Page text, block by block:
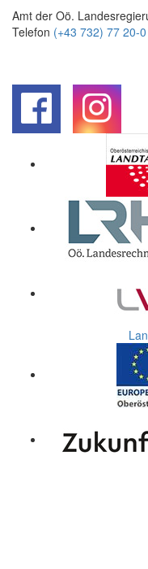
Amt der Oö.
Telefon (+43 732) 77 20-0